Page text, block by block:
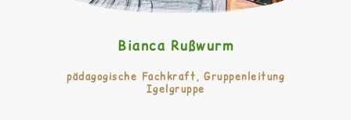
Bianca Rußwurm
pädagogische Fachkraft, Gruppenleitung
Igelgruppe